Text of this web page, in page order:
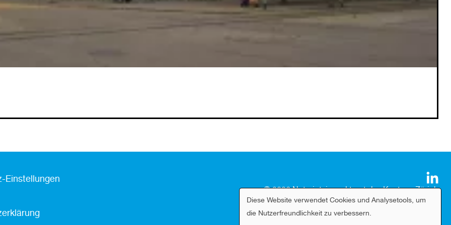
Einstellungen
© 2026 Notariatsinspektorat des Kantons Zürich
Stand: 27.10.2025, 10:26 Uhr
Verwendung
Diese Website verwendet Cookies und Analysetools, um
die Nutzerfreundlichkeit zu verbessern.